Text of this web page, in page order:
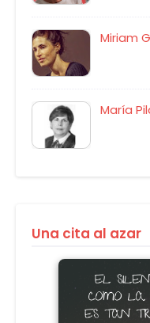
Miriam
María
Una cita al azar